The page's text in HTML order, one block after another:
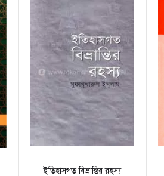
ইতিহাসগত বিভ্রান্তির রহস্য